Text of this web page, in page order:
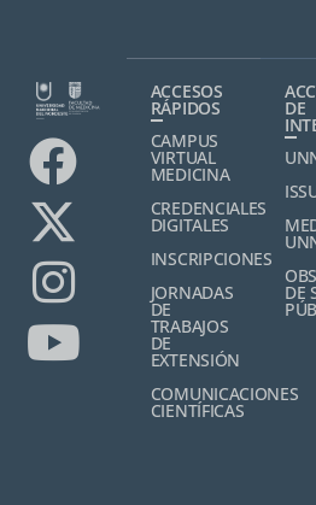
ACCESOS
RÁPIDOS
CAMPUS
VIRTUAL
MEDICINA
CREDENCIALES
DIGITALES
INSCRIPCIONES
JORNADAS
DE
TRABAJOS
DE
EXTENSIÓN
COMUNICACIONES
CIENTÍFICAS
DE
DE